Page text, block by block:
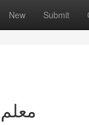
New Submit